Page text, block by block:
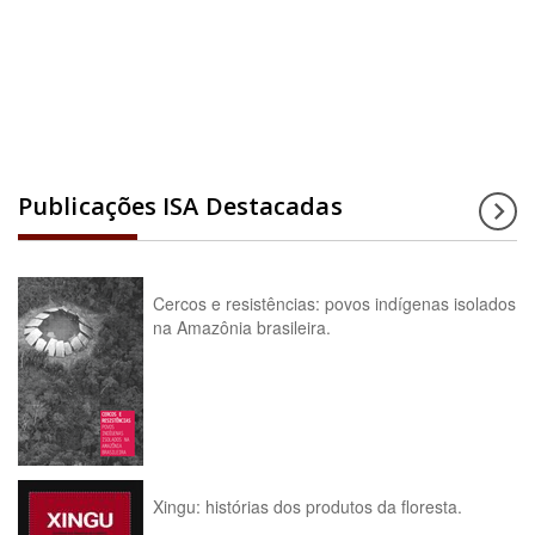
Publicações ISA Destacadas
Cercos e resistências: povos indígenas isolados
na Amazônia brasileira.
Xingu: histórias dos produtos da floresta.